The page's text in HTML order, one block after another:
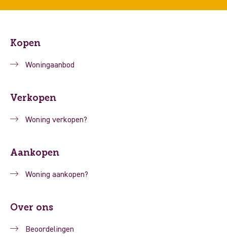
Kopen
Woningaanbod
Verkopen
Woning verkopen?
Aankopen
Woning aankopen?
Over ons
Beoordelingen